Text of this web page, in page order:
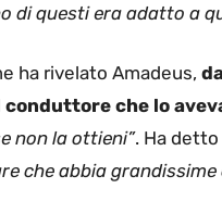
questi era adatto a
ha rivelato Amadeus,
che lo
non la ottieni”. Ha
che abbia